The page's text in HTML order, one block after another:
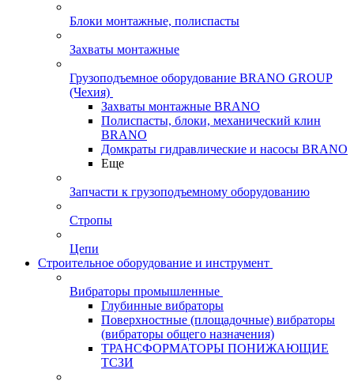
Блоки монтажные, полиспасты
Захваты монтажные
Грузоподъемное оборудование BRANO GROUP
(Чехия)
Захваты монтажные BRANO
Полиспасты, блоки, механический клин
BRANO
Домкраты гидравлические и насосы BRANO
Еще
Запчасти к грузоподъемному оборудованию
Стропы
Цепи
Строительное оборудование и инструмент
Вибраторы промышленные
Глубинные вибраторы
Поверхностные (площадочные) вибраторы
(вибраторы общего назначения)
ТРАНСФОРМАТОРЫ ПОНИЖАЮЩИЕ
ТСЗИ